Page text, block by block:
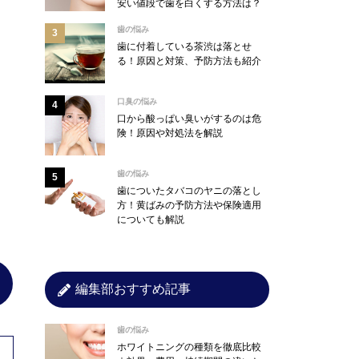
安い値段で歯を白くする方法は？
歯の悩み
歯に付着している茶渋は落とせ
る！原因と対策、予防方法も紹介
口臭の悩み
口から酸っぱい臭いがするのは危
険！原因や対処法を解説
歯の悩み
歯についたタバコのヤニの落とし
方！黄ばみの予防方法や保険適用
についても解説
編集部おすすめ記事
歯の悩み
ホワイトニングの種類を徹底比較